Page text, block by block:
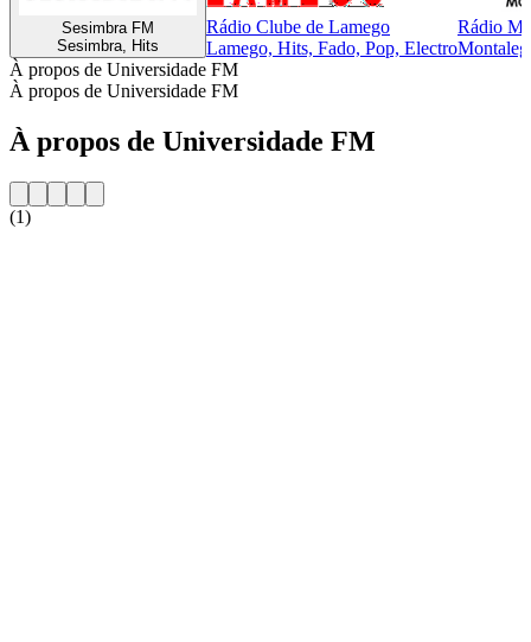
Sesimbra FM
Sesimbra, Hits
Rádio Clube de Lamego
Lamego, Hits, Fado, Pop, Electro
Rádio
À propos de Universidade FM
À propos de Universidade FM
À propos de Universidade FM
(1)